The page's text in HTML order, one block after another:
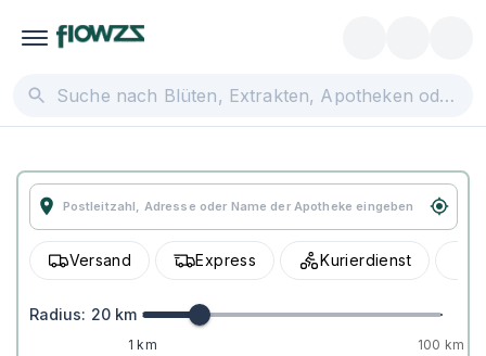
Versand Express Kurierdienst
Radius: 20 km
1 km 100 km